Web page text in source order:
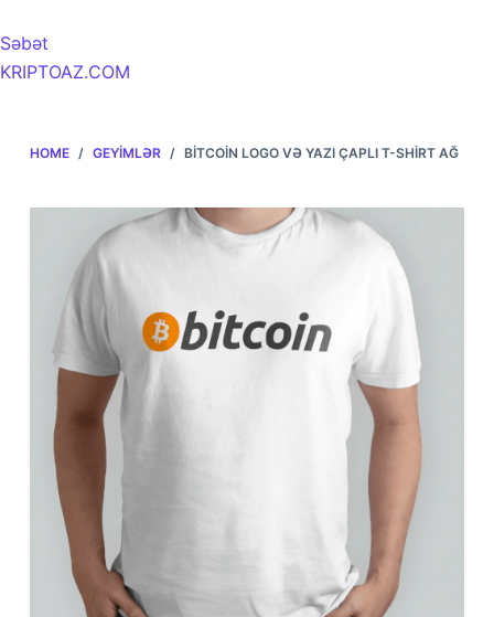
Səbət
KRIPTOAZ.COM
HOME / GEYIMLƏR / BITCOIN LOGO VƏ YAZI ÇAPLI T-SHIRT AĞ